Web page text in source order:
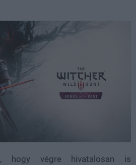
hogy végre hivatalosan is